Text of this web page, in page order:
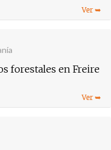
forestales en Freire